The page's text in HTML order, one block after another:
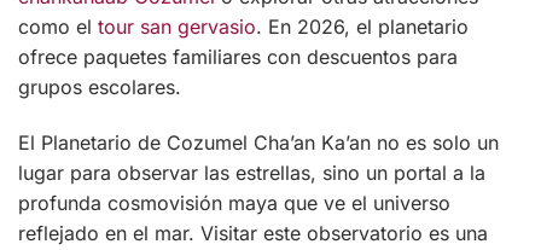
como el tour san gervasio. En 2026, el planetario
ofrece paquetes familiares con descuentos para
grupos escolares.
El Planetario de Cozumel Cha’an Ka’an no es solo un
lugar para observar las estrellas, sino un portal a la
profunda cosmovisión maya que ve el universo
reflejado en el mar. Visitar este observatorio es una